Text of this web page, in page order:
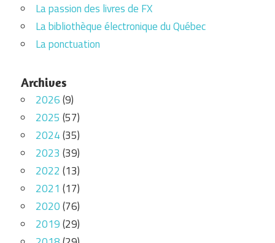
La passion des livres de FX
La bibliothèque électronique du Québec
La ponctuation
Archives
2026(9)
2025 (57)
2024(35)
2023 (39)
2022 (13)
2021 (17)
2020(76)
2019(29)